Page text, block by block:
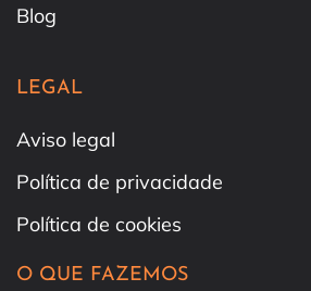
Blog
LEGAL
Aviso legal
Política de privacidade
Política de cookies
O QUE FAZEMOS